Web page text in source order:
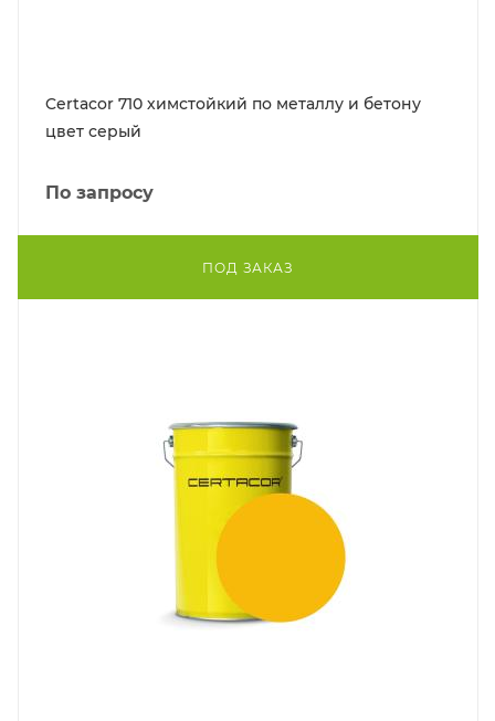
Certacor 710 химстойкий по металлу и бетону
цвет серый
По запросу
ПОД ЗАКАЗ